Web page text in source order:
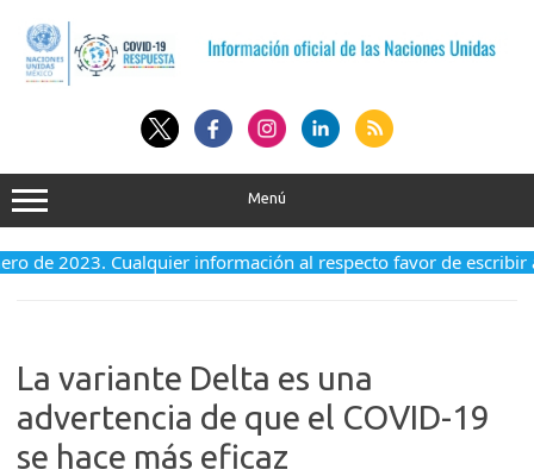
contenido
Menú
2023. Cualquier información al respecto favor de escribir a
La variante Delta es una
advertencia de que el COVID-19
se hace más eficaz